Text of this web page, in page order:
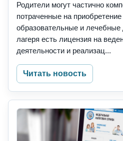
Родители могут частично
потраченные на
образовательные и лечебные
лагеря есть лицензия на
деятельности и реализац...
Читать новость